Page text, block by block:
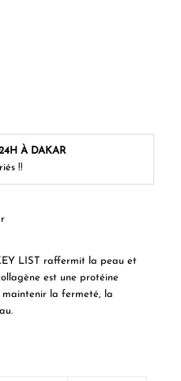
LIST raffermit la peau et
est une protéine
la fermeté, la
À DAKAR
!!